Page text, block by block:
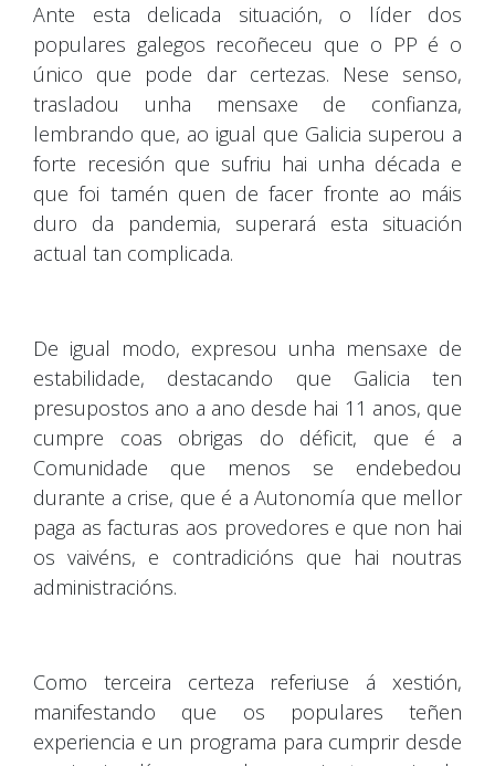
Ante esta delicada situación, o líder dos
populares galegos recoñeceu que o PP é o
único que pode dar certezas. Nese senso,
trasladou unha mensaxe de confianza,
lembrando que, ao igual que Galicia superou a
forte recesión que sufriu hai unha década e
que foi tamén quen de facer fronte ao máis
duro da pandemia, superará esta situación
actual tan complicada.
De igual modo, expresou unha mensaxe de
estabilidade, destacando que Galicia ten
presupostos ano a ano desde hai 11 anos, que
cumpre coas obrigas do déficit, que é a
Comunidade que menos se endebedou
durante a crise, que é a Autonomía que mellor
paga as facturas aos provedores e que non hai
os vaivéns, e contradicións que hai noutras
administracións.
Como terceira certeza referiuse á xestión,
manifestando que os populares teñen
experiencia e un programa para cumprir desde